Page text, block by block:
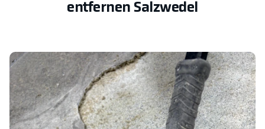
entfernen Salzwedel